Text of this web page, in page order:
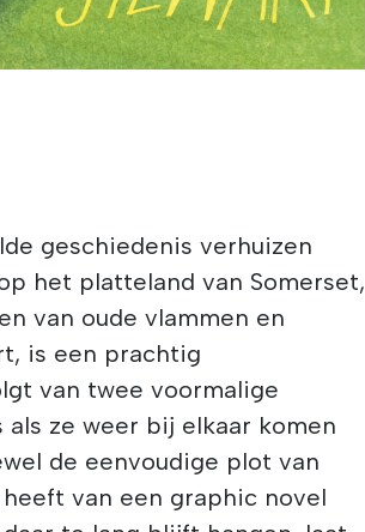
geschiedenis verhuizen
het platteland van Somerset,
van oude vlammen en
is een prachtig
van twee voormalige
ze weer bij elkaar komen
de eenvoudige plot van
van een graphic novel